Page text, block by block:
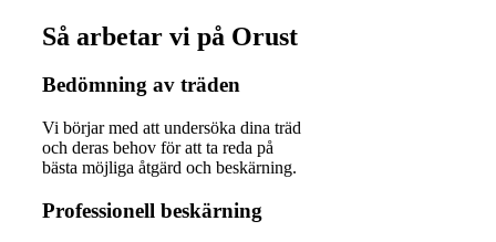
Så arbetar vi på Orust
Bedömning av träden
Vi börjar med att undersöka dina träd
och deras behov för att ta reda på
bästa möjliga åtgärd och beskärning.
Professionell beskärning